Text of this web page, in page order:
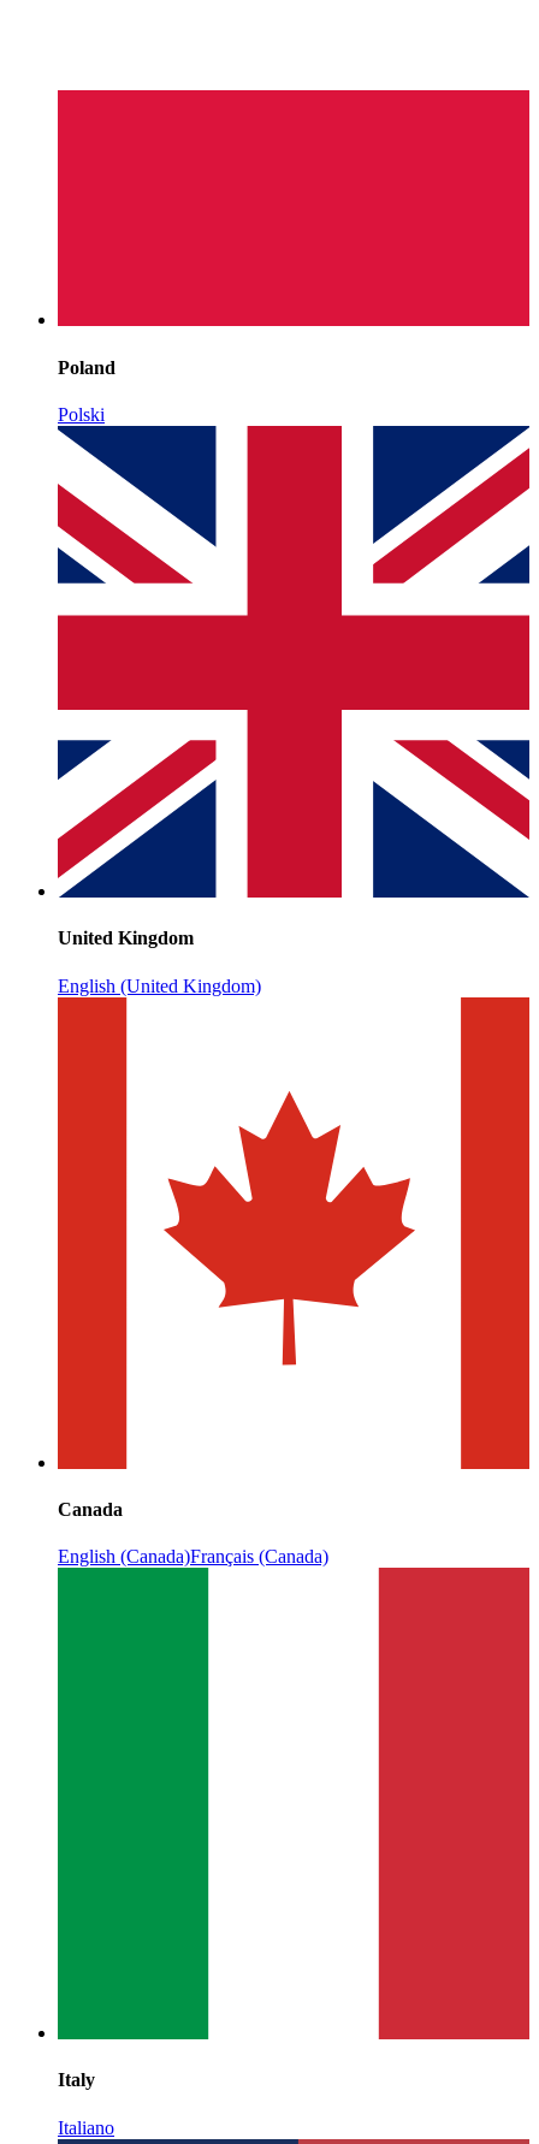
Poland
Polski
United Kingdom
English (United Kingdom)
Canada
English (Canada)Français (Canada)
Italy
Italiano